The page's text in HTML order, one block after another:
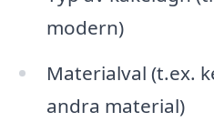
modern)
Materialval (t.ex.
andra material)